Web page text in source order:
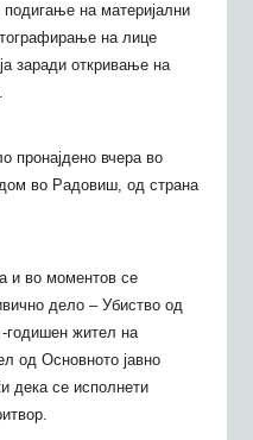
на материјални
на лице
заради откривање на
пронајдено вчера во
дом во Радовиш, од страна
и во моментов се
дело – Убиство од
годишен жител на
од Основното јавно
дека се исполнети